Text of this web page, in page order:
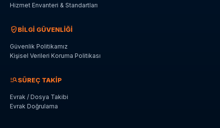
Hizmet Envanteri & Standartları
verified_userBİLGİ GÜVENLİĞİ
Güvenlik Politikamız
Kişisel Verileri Koruma Politikası
manage_searchSÜREÇ TAKİP
Evrak / Dosya Takibi
Evrak Doğrulama